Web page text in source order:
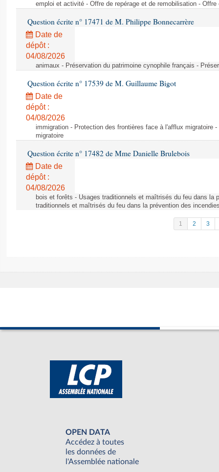
emploi et activité - Offre de repérage et de remobilisation -
Question écrite n° 17471 de M. Philippe Bonnecarrère
Date de
dépôt :
04/08/2026
animaux - Préservation du patrimoine cynophile français -
Question écrite n° 17539 de M. Guillaume Bigot
Date de
dépôt :
04/08/2026
immigration - Protection des frontières face à l'afflux migratoire
migratoire
Question écrite n° 17482 de Mme Danielle Brulebois
Date de
dépôt :
04/08/2026
bois et forêts - Usages traditionnels et maîtrisés du feu dans la
traditionnels et maîtrisés du feu dans la prévention des
1 2 3
OPEN DATA
Accédez à toutes
les données de
l'Assemblée nationale